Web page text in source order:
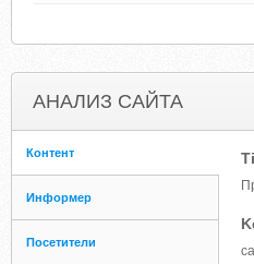
АНАЛИЗ САЙТА
Контент
Информер
Посетители